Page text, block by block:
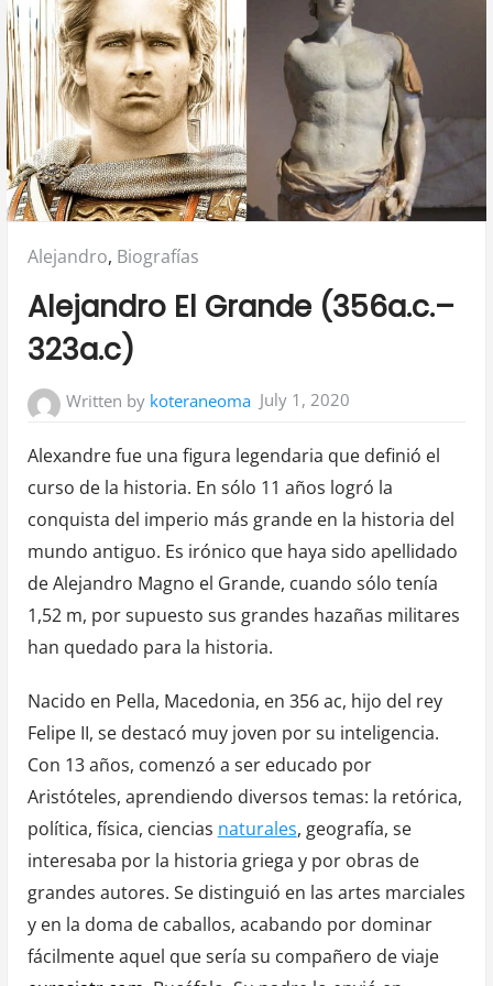
Posted
Alejandro, Biografías
Alejandro El Grande (356a.c.–
323a.c)
Written by koteraneoma July 1, 2020
Alexandre fue una figura legendaria que definió el
curso de la historia. En sólo 11 años logró la
conquista del imperio más grande en la historia del
mundo antiguo. Es irónico que haya sido apellidado
de Alejandro Magno el Grande, cuando sólo tenía
1,52 m, por supuesto sus grandes hazañas militares
han quedado para la historia.
Nacido en Pella, Macedonia, en 356 ac, hijo del rey
Felipe II, se destacó muy joven por su inteligencia.
Con 13 años, comenzó a ser educado por
Aristóteles, aprendiendo diversos temas: la retórica,
política, física, ciencias naturales, geografía, se
interesaba por la historia griega y por obras de
grandes autores. Se distinguió en las artes marciales
y en la doma de caballos, acabando por dominar
fácilmente aquel que sería su compañero de viaje